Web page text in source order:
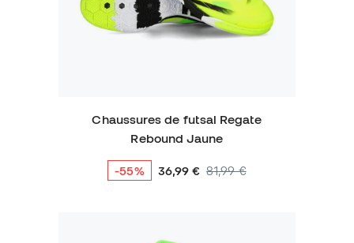
Chaussures de futsal Regate
Rebound Jaune
-55% 36,99 € 81,99 €